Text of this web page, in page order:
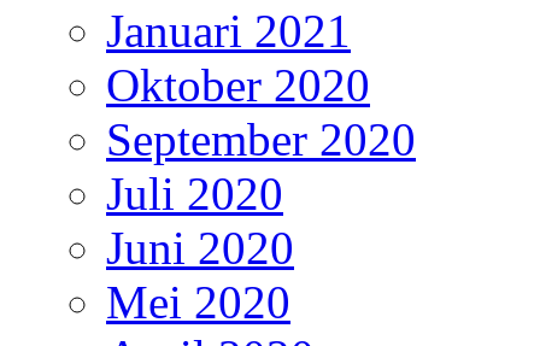
Januari 2021
Oktober 2020
September 2020
Juli 2020
Juni 2020
Mei 2020